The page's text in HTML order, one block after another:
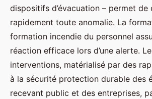
dispositifs d’évacuation – permet de
rapidement toute anomalie. La
formation incendie du personnel
réaction efficace lors d’une alerte.
interventions, matérialisé par des
à la sécurité protection durable des
recevant public et des entreprises,